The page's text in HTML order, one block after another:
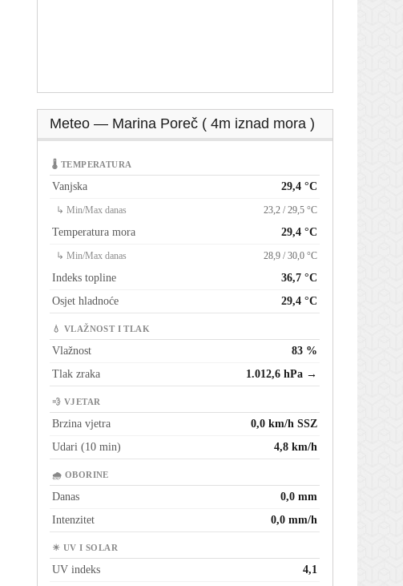
Meteo — Marina Poreč ( 4m iznad mora )
🌡 TEMPERATURA
Vanjska 29,4 °C
↳ Min/Max danas 23,2 / 29,5 °C
Temperatura mora 29,4 °C
↳ Min/Max danas 28,9 / 30,0 °C
Indeks topline
36,7 °C
Osjet hladnoće
29,4 °C
💧 VLAŽNOST I TLAK
Vlažnost
83 %
Tlak zraka
1.012,6 hPa →
💨 VJETAR
Brzina vjetra
0,0 km/h SSZ
Udari (10 min)
4,8 km/h
🌧 OBORINE
Danas
0,0 mm
Intenzitet
0,0 mm/h
☀ UV I SOLAR
UV indeks
4,1